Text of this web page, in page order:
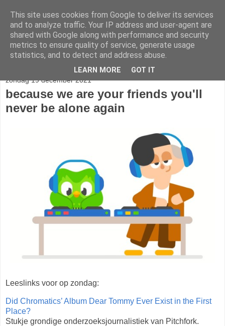
stereo
zondag 19 december 2021
because we are your friends you'll
never be alone again
Leeslinks voor op zondag:
Did Chromatics’ Album Dear Tommy Ever Exist in the First
Place?
Stukje grondige onderzoeksjournalistiek van Pitchfork.
This site uses cookies from Google to deliver its services
and to analyze traffic. Your IP address and user-agent are
shared with Google along with performance and security
metrics to ensure quality of service, generate usage
statistics, and to detect and address abuse.
LEARN MORE GOT IT